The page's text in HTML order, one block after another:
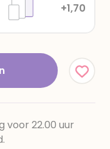
+1,70
voor 22.00 uur